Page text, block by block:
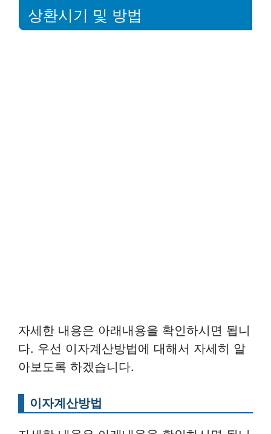
상환시기 및 방법
자세한 내용은 아래내용을 확인하시면 됩니
다. 우선 이자계산방법에 대해서 자세히 알
아보도록 하겠습니다.
이자계산방법